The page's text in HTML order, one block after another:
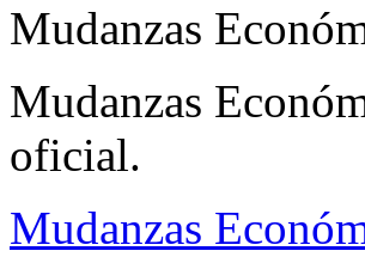
Mudanzas
Mudanzas
oficial.
Mudanzas